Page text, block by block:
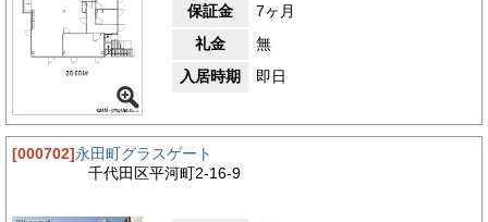
保証金
7ヶ月
礼金
無
入居時期
即日
[000702]永田町グラスゲート
千代田区平河町2-16-9